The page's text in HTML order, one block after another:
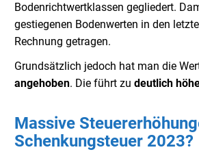
Bodenrichtwertklassen gegliedert.
gestiegenen Bodenwerten in den
Rechnung getragen.
Grundsätzlich jedoch hat man die
angehoben. Die führt zu deutlich
Massive
Schenkungsteuer 2023?